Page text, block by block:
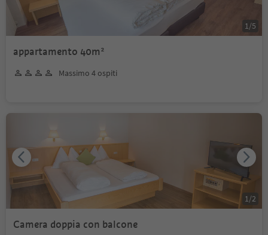
appartamento 40m²
Massimo 4 ospiti
1 /5
Camera doppia con balcone
1 /2